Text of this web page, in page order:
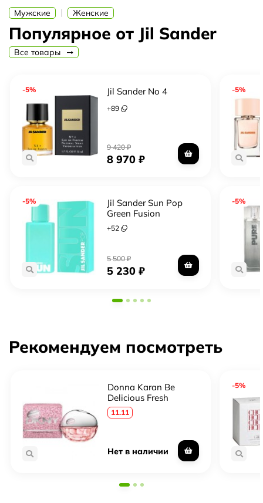
функциональные вещи, которые подчеркивают
индивидуальность каждого человека.
Мужские | Женские
Популярное от Jil Sander
Все товары
-5% Jil Sander No 4
+89
9 420₽
8 970₽
-5%
Jil Sander Sun Pop
Green Fusion
+52
5 500₽
5 230₽
-5%
-5%
Рекомендуем посмотреть
Donna Karan Be
Delicious Fresh
Blossom Crystallized
11.11
Нет в наличии
-5%